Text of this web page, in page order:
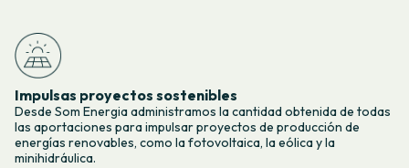
Impulsas proyectos sostenibles
Desde Som Energia administramos la cantidad obtenida de todas
las aportaciones para impulsar proyectos de producción de
energías renovables, como la fotovoltaica, la eólica y la
minihidráulica.